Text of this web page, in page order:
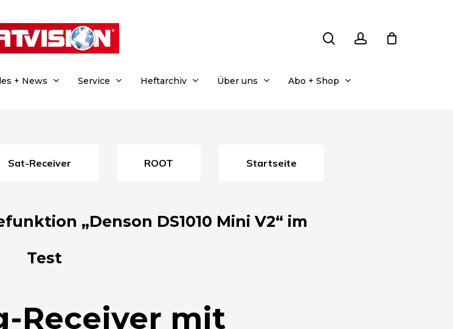
+ News Service Heftarchiv Über uns Abo + Shop
Sat-Receiver ROOT Startseite
„Denson DS1010 Mini V2“ im
Test
Receiver mit